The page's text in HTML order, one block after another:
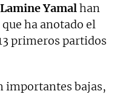
Yamalhan
ha anotado el
primeros partidos
importantes bajas,